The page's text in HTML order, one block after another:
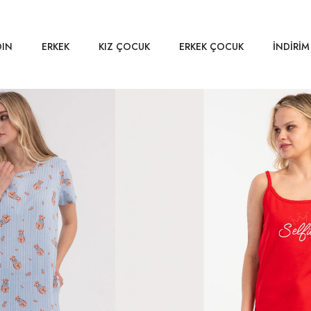
ERKEK KIZ ÇOCUK ERKEK ÇOCUK İNDİRİM